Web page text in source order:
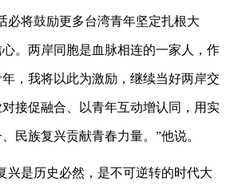
必将鼓励更多台湾青年坚定扎根大
。两岸同胞是血脉相连的一家人，作
，我将以此为激励，继续当好两岸交
接促融合、以青年互动增认同，用实
民族复兴贡献青春力量。”他说。
是历史必然，是不可逆转的时代大